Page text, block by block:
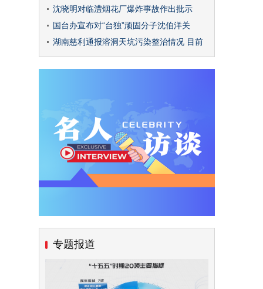
沈晓明对临澧烟花厂爆炸事故作出批示
国台办宣布对“台独”顽固分子沈伯洋关
湖南慈利通报溶洞天坑污染整治情况 目前
专题报道